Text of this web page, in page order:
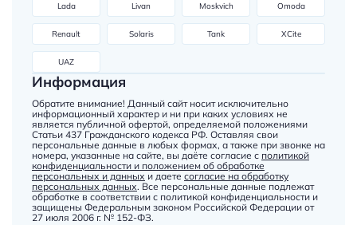
Lada Livan Moskvich Omoda
Renault Solaris Tank XCite
UAZ
Информация
Обратите внимание! Данный сайт носит исключительно
информационный характер и ни при каких условиях не
является публичной офертой, определяемой положениями
Статьи 437 Гражданского кодекса РФ. Оставляя свои
персональные данные в любых формах, а также при звонке на
номера, указанные на сайте, вы даёте согласие с политикой
конфиденциальности и положением об обработке
персональных и данных и даете согласие на обработку
персональных данных. Все персональные данные подлежат
обработке в соответствии с политикой конфиденциальности и
защищены Федеральным законом Российской Федерации от
27 июля 2006 г. № 152-ФЗ.